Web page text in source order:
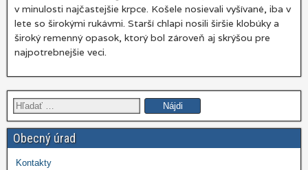
v minulosti najčastejšie krpce. Košele nosievali vyšívané, iba v
lete so širokými rukávmi. Starší chlapi nosili širšie klobúky a
široký remenný opasok, ktorý bol zároveň aj skrýšou pre
najpotrebnejšie veci.
Hľadať:
Obecný úrad
Kontakty